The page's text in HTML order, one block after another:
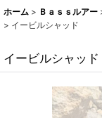
ホーム > Ｂａｓｓルアー
> イービルシャッド
イービルシャッド